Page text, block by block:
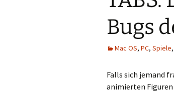
Bugs
Mac OS, PC, Spiele,
Falls sich jemand
animierten